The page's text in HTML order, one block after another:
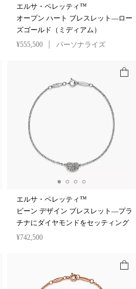
エルサ・ペレッティ™
オープン ハート ブレスレット—ロー
ズゴールド（ミディアム）
¥555,500
パーソナライズ
エルサ・ペレッティ™
ビーン デザイン ブレスレット—プラ
チナにダイヤモンドをセッティング
¥742,500